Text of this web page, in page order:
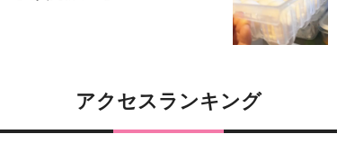
アクセスランキング